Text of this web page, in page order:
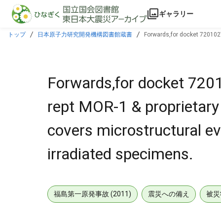
本文に飛ぶ
ギャラリー
トップ 日本原子力研究開発機構図書館蔵書
Forwards,for docket
Forwards,for docket
rept MOR-1 &
covers microstructural
irradiated specimens.
福島第一原発事故 (2011) 震災への備え 被災